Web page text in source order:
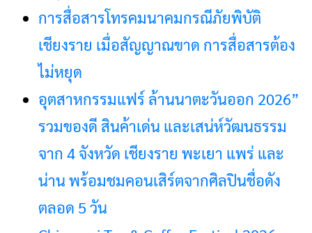
การสื่อสารโทรคมนาคมกรณีภัยพิบัติ
เชียงราย เมื่อสัญญาณขาด การสื่อสารต้อง
ไม่หยุด
อุตสาหกรรมแฟร์ ล้านนาตะวันออก 2026”
รวมของดี สินค้าเด่น และเสน่ห์วัฒนธรรม
จาก 4 จังหวัด เชียงราย พะเยา แพร่ และ
น่าน พร้อมชมคอนเสิร์ตจากศิลปินชื่อดัง
ตลอด 5 วัน